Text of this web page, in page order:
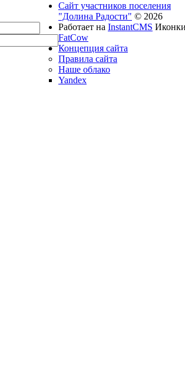
Сайт участников поселения
"Долина Радости" © 2026
Работает на InstantCMS
FatCow
Концепция сайта
Правила сайта
Наше облако
Yandex